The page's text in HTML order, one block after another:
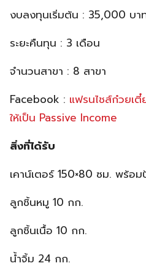
งบลงทุนเริ่มต้น : 35,000 บา
ระยะคืนทุน : 3 เดือน
จำนวนสาขา : 8 สาขา
Facebook : แฟรนไชส์ก๋วยเ
ให้เป็น Passive Income
สิ่งที่ได้รับ
เคาน์เตอร์ 150×80 ซม. พร้อ
ลูกชิ้นหมู 10 กก.
ลูกชิ้นเนื้อ 10 กก.
น้ำจิ้ม 24 กก.